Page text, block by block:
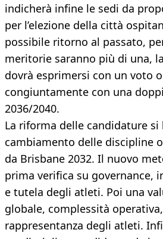
indicherà infine le sedi da
per l’elezione della città
possibile ritorno al passato,
meritorie saranno più di una,
dovrà esprimersi con un voto
congiuntamente con una
2036/2040.
La riforma delle candidature si
cambiamento delle discipline
da Brisbane 2032. Il nuovo
prima verifica su governance,
e tutela degli atleti. Poi una
globale, complessità
rappresentanza degli atleti.